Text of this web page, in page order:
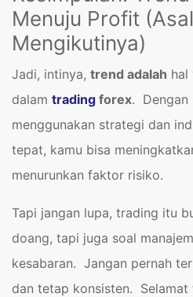
Menuju Profit
Mengikutinya)
Jadi, intinya, trend adalah hal
dalam trading forex. Dengan
menggunakan strategi dan
tepat, kamu bisa
menurunkan faktor risiko.
Tapi jangan lupa, trading itu
doang, tapi juga soal
kesabaran. Jangan pernah
dan tetap konsisten. Selamat